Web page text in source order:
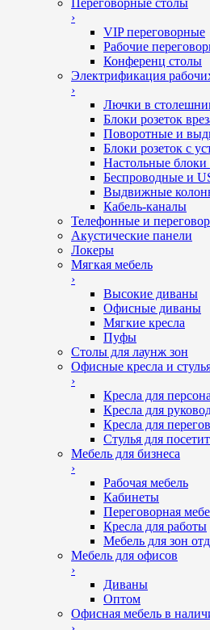
Переговорные столы
›
VIP переговорные
Рабочие
Конференц столы
Электрификация
›
Лючки в
Блоки розеток
Поворотные и
Блоки розеток с
Настольные блоки
Беспроводные и
Выдвижные
Кабель-каналы
Телефонные и
Акустические панели
Локеры
Мягкая мебель
›
Высокие диваны
Офисные диваны
Мягкие кресла
Пуфы
Столы для лаунж зон
Офисные кресла и
›
Кресла для
Кресла для
Кресла для
Стулья для
Мебель для бизнеса
›
Рабочая мебель
Кабинеты
Переговорная
Кресла для работы
Мебель для зон
Мебель для офисов
›
Диваны
Оптом
Офисная мебель в